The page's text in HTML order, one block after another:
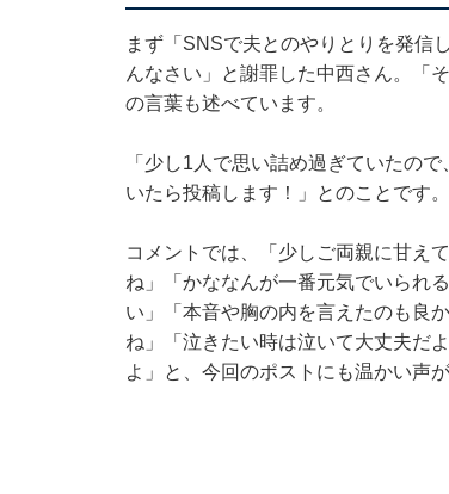
まず「SNSで夫とのやりとりを発信
んなさい」と謝罪した中西さん。「
の言葉も述べています。
「少し1人で思い詰め過ぎていたの
いたら投稿します！」とのことです。
コメントでは、「少しご両親に甘
ね」「かななんが一番元気でいられ
い」「本音や胸の内を言えたのも良
ね」「泣きたい時は泣いて大丈夫だ
よ」と、今回のポストにも温かい声